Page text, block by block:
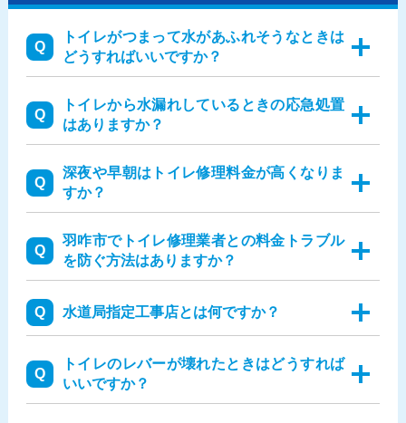
トイレがつまって水があふれそうなときは
どうすればいいですか？
トイレから水漏れしているときの応急処置
はありますか？
深夜や早朝はトイレ修理料金が高くなりま
すか？
羽咋市でトイレ修理業者との料金トラブル
を防ぐ方法はありますか？
水道局指定工事店とは何ですか？
トイレのレバーが壊れたときはどうすれば
いいですか？